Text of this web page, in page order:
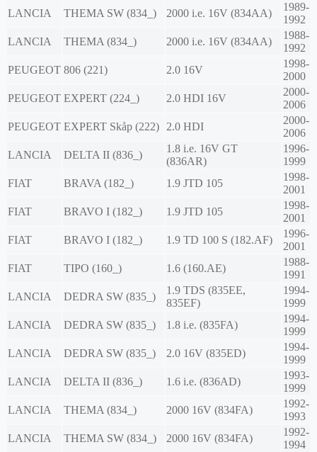
LANCIA
THEMA SW (834_) 2000 i.e. 16V (834AA)
1989-
1992
LANCIA
THEMA (834_) 2000 i.e. 16V (834AA)
1988-
1992
PEUGEOT 806 (221) 2.0 16V
1998-
2000
PEUGEOT EXPERT (224_) 2.0 HDI 16V
2000-
2006
PEUGEOT EXPERT Skåp (222) 2.0 HDI
2000-
2006
LANCIA
DELTA II (836_)
1.8 i.e. 16V GT
(836AR)
1996-
1999
FIAT
BRAVA (182_) 1.9 JTD 105
1998-
2001
FIAT
BRAVO I (182_) 1.9 JTD 105
1998-
2001
FIAT
BRAVO I (182_) 1.9 TD 100 S (182.AF)
1996-
2001
FIAT
TIPO (160_) 1.6 (160.AE)
1988-
1991
LANCIA
DEDRA SW (835_)
1.9 TDS (835EE,
835EF)
1994-
1999
LANCIA
DEDRA SW (835_) 1.8 i.e. (835FA)
1994-
1999
LANCIA
DEDRA SW (835_) 2.0 16V (835ED)
1994-
1999
LANCIA
DELTA II (836_) 1.6 i.e. (836AD)
1993-
1999
LANCIA
THEMA (834_) 2000 16V (834FA)
1992-
1993
LANCIA
THEMA SW (834_) 2000 16V (834FA)
1992-
1994